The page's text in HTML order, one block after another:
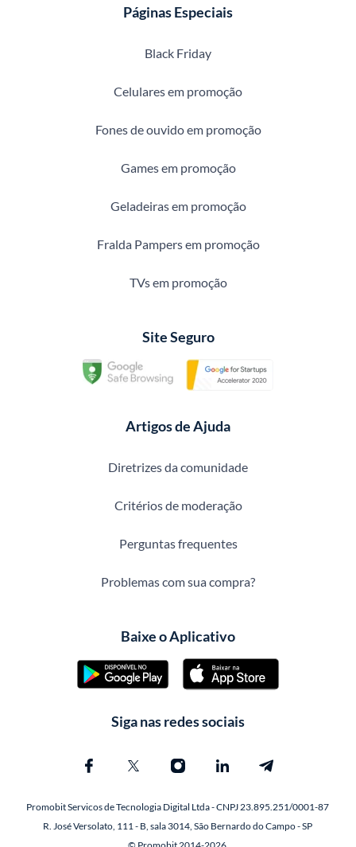
Páginas Especiais
Black Friday
Celulares em promoção
Fones de ouvido em promoção
Games em promoção
Geladeiras em promoção
Fralda Pampers em promoção
TVs em promoção
Site Seguro
Artigos de Ajuda
Diretrizes da comunidade
Critérios de moderação
Perguntas frequentes
Problemas com sua compra?
Baixe o Aplicativo
Siga nas redes sociais
Promobit Servicos de Tecnologia Digital Ltda - CNPJ 23.895.251/0001-87
R. José Versolato, 111 - B, sala 3014, São Bernardo do Campo - SP